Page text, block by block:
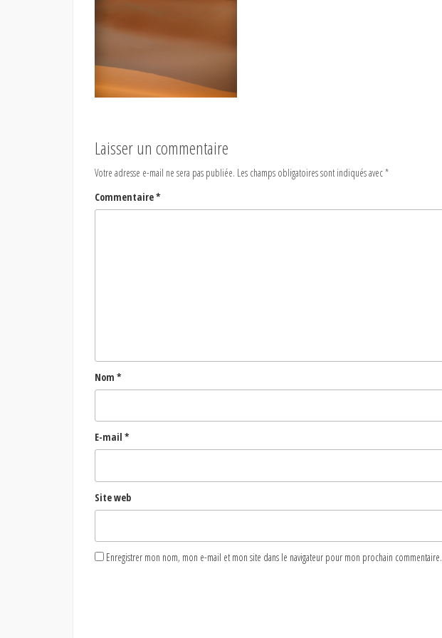
Laisser un commentaire
Votre adresse e-mail ne sera pas publiée. Les champs obligatoires sont indiqués avec*
Commentaire*
Nom *
E-mail *
Site web
Enregistrer mon nom, mon e-mail et mon site dans le navigateur pour mon prochain commentaire.